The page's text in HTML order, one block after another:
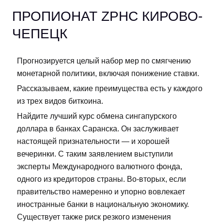
ПРОПИОНАТ ZPHC КИРОВО-
ЧЕПЕЦК
Прогнозируется целый набор мер по смягчению
монетарной политики, включая понижение ставки.
Рассказываем, какие преимущества есть у каждого
из трех видов биткоина.
Найдите лучший курс обмена сингапурского
доллара в банках Саранска. Он заслуживает
настоящей признательности — и хорошей
вечеринки. С таким заявлением выступили
эксперты Международного валютного фонда,
одного из кредиторов страны. Во-вторых, если
правительство намеренно и упорно вовлекает
иностранные банки в национальную экономику.
Существует также риск резкого изменения